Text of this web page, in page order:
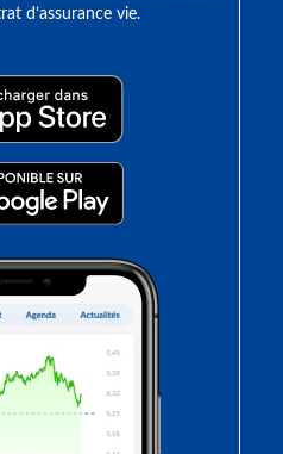
d’assurance vie.